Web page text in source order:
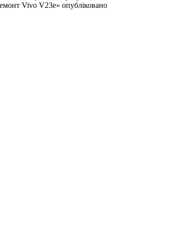
Vivo V23e» опубліковано